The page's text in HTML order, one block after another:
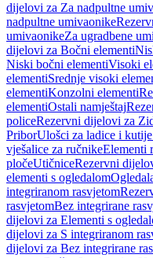
dijelovi za Za nadpultne
nadpultne umivaonike
umivaonikeZa ugradbene
dijelovi za Bočni elementi
Niski bočni elementiVisoki
elementiSrednje visoki
elementiKonzolni elementi
elementiOstali namještaj
policeRezervni dijelovi za
PriborUlošci za ladice i
vješalice za ručnikeElementi
pločeUtičniceRezervni
elementi s ogledalom
integriranom rasvjetom
rasvjetomBez integrirane
dijelovi za Elementi s
dijelovi za S integriranom
dijelovi za Bez integrirane